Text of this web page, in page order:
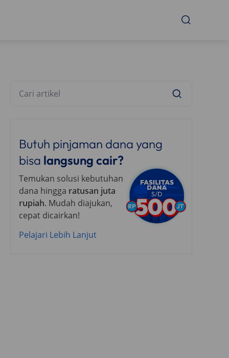
Butuh pinjaman dana yang
bisa langsung cair?
Temukan solusi kebutuhan
dana hingga ratusan juta
rupiah. Mudah diajukan,
cepat dicairkan!
Pelajari Lebih Lanjut